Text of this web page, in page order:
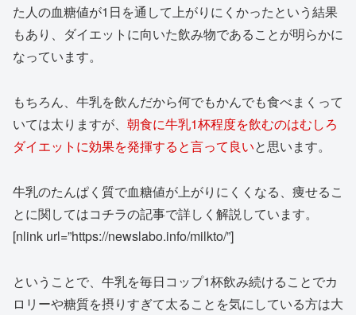
た人の血糖値が1日を通して上がりにくかったという結果
もあり、ダイエットに向いた飲み物であることが明らかに
なっています。
もちろん、牛乳を飲んだから何でもかんでも食べまくって
いては太りますが、 朝食に牛乳1杯程度を飲むのはむしろ
ダイエットに効果を発揮すると言って良いと思います。
牛乳のたんぱく質で血糖値が上がりにくくなる、痩せるこ
とに関してはコチラの記事で詳しく解説しています。
[nlink url=”https://newslabo.info/milkto/”]
ということで、牛乳を毎日コップ1杯飲み続けることでカ
ロリーや糖質を摂りすぎて太ることを気にしている方は大